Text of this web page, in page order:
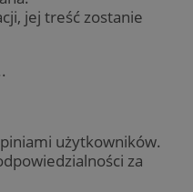
jej treść zostanie
użytkowników.
za